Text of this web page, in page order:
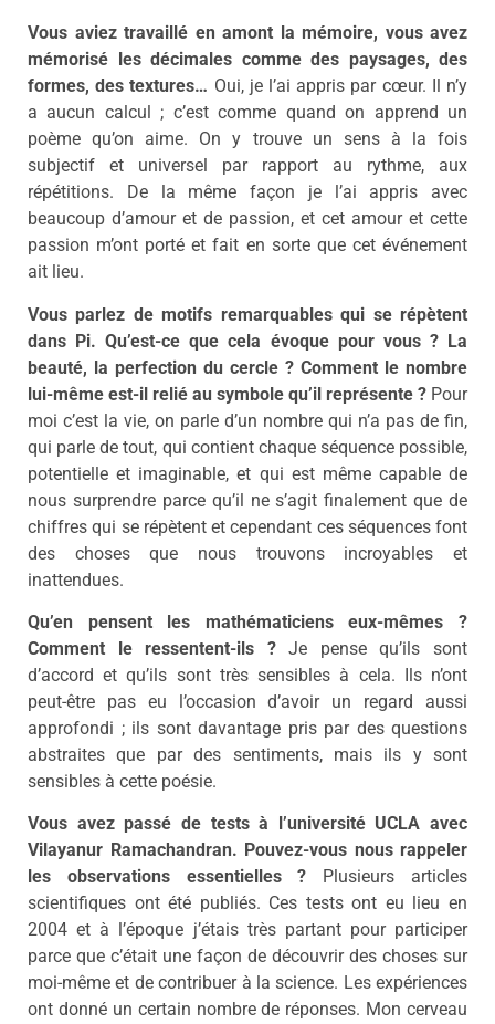
Vous aviez travaillé en amont la mémoire, vous avez
mémorisé les décimales comme des paysages, des
formes, des textures… Oui, je l’ai appris par cœur. Il n’y
a aucun calcul ; c’est comme quand on apprend un
poème qu’on aime. On y trouve un sens à la fois
subjectif et universel par rapport au rythme, aux
répétitions. De la même façon je l’ai appris avec
beaucoup d’amour et de passion, et cet amour et cette
passion m’ont porté et fait en sorte que cet événement
ait lieu.
Vous parlez de motifs remarquables qui se répètent
dans Pi. Qu’est-ce que cela évoque pour vous ? La
beauté, la perfection du cercle ? Comment le nombre
lui-même est-il relié au symbole qu’il représente ? Pour
moi c’est la vie, on parle d’un nombre qui n’a pas de fin,
qui parle de tout, qui contient chaque séquence possible,
potentielle et imaginable, et qui est même capable de
nous surprendre parce qu’il ne s’agit finalement que de
chiffres qui se répètent et cependant ces séquences font
des choses que nous trouvons incroyables et
inattendues.
Qu’en pensent les mathématiciens eux-mêmes ?
Comment le ressentent-ils ?Je pense qu’ils sont
d’accord et qu’ils sont très sensibles à cela. Ils n’ont
peut-être pas eu l’occasion d’avoir un regard aussi
approfondi ; ils sont davantage pris par des questions
abstraites que par des sentiments, mais ils y sont
sensibles à cette poésie.
Vous avez passé de tests à l’université UCLA avec
Vilayanur Ramachandran. Pouvez-vous nous rappeler
les observations essentielles ? Plusieurs articles
scientifiques ont été publiés. Ces tests ont eu lieu en
2004 et à l’époque j’étais très partant pour participer
parce que c’était une façon de découvrir des choses sur
moi-même et de contribuer à la science. Les expériences
ont donné un certain nombre de réponses. Mon cerveau